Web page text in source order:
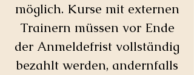
möglich. Kurse mit externen
Trainern müssen vor Ende
der Anmeldefrist vollständig
bezahlt werden, andernfalls